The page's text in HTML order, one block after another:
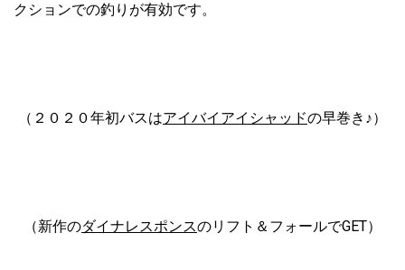
クションでの釣りが有効です。
（２０２０年初バスはアイバイアイシャッドの早巻き♪）
（新作のダイナレスポンスのリフト＆フォールでGET）